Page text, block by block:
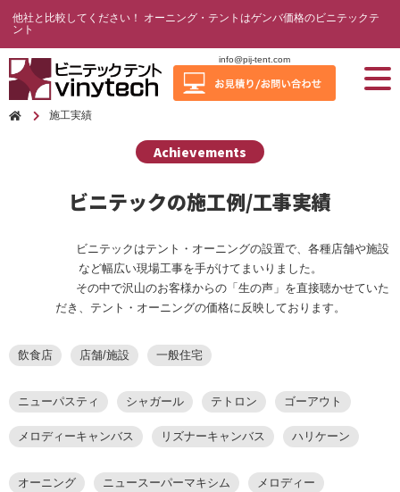
他社と比較してください！ オーニング・テントはゲンバ価格のビニテックテ
ント
info@pij-tent.com
施工実績
Achievements
ビニテックの施工例/工事実績
ビニテックはテント・オーニングの設置で、各種店舗や施設
など幅広い現場工事を手がけてまいりました。
その中で沢山のお客様からの「生の声」を直接聴かせていた
だき、テント・オーニングの価格に反映しております。
飲食店 店舗/施設 一般住宅
ニューパスティ シャガール テトロン ゴーアウト
メロディーキャンバス リズナーキャンバス ハリケーン
オーニング ニュースーパーマキシム メロディー